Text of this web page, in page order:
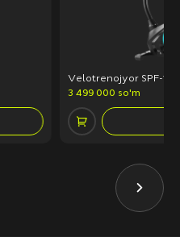
Velotrenojyor SPF-
3 499 000 so'm